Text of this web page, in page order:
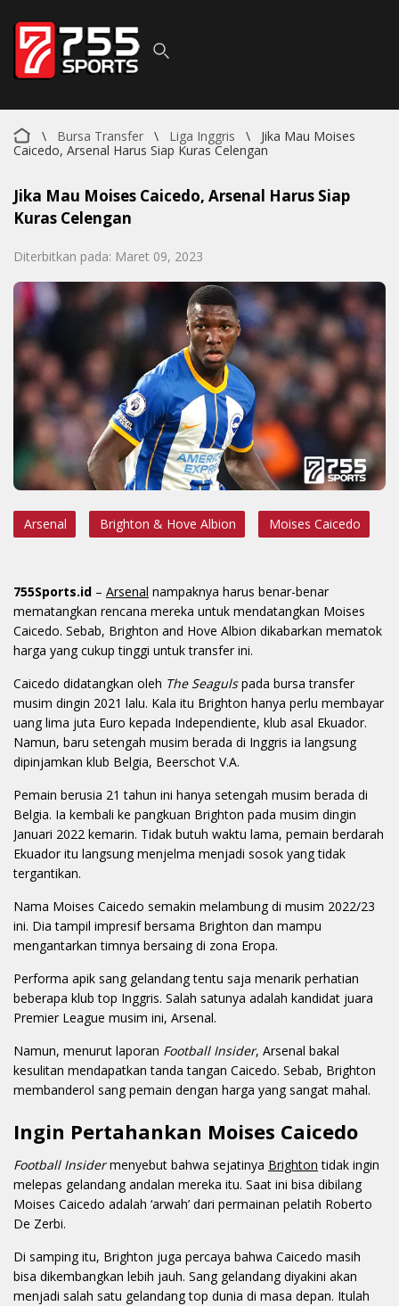
\ Bursa Transfer \ Liga Inggris \
Jika Mau Moises
Caicedo, Arsenal Harus Siap Kuras Celengan
Jika Mau Moises Caicedo, Arsenal Harus Siap
Kuras Celengan
Diterbitkan pada: Maret 09, 2023
Arsenal Brighton & Hove Albion Moises Caicedo
755Sports.id – Arsenal nampaknya harus benar-benar
mematangkan rencana mereka untuk mendatangkan Moises
Caicedo. Sebab, Brighton and Hove Albion dikabarkan mematok
harga yang cukup tinggi untuk transfer ini.
Caicedo didatangkan oleh The Seagulspada bursa transfer
musim dingin 2021 lalu. Kala itu Brighton hanya perlu membayar
uang lima juta Euro kepada Independiente, klub asal Ekuador.
Namun, baru setengah musim berada di Inggris ia langsung
dipinjamkan klub Belgia, Beerschot V.A.
Pemain berusia 21 tahun ini hanya setengah musim berada di
Belgia. Ia kembali ke pangkuan Brighton pada musim dingin
Januari 2022 kemarin. Tidak butuh waktu lama, pemain berdarah
Ekuador itu langsung menjelma menjadi sosok yang tidak
tergantikan.
Nama Moises Caicedo semakin melambung di musim 2022/23
ini. Dia tampil impresif bersama Brighton dan mampu
mengantarkan timnya bersaing di zona Eropa.
Performa apik sang gelandang tentu saja menarik perhatian
beberapa klub top Inggris. Salah satunya adalah kandidat juara
Premier League musim ini, Arsenal.
Namun, menurut laporan Football Insider, Arsenal bakal
kesulitan mendapatkan tanda tangan Caicedo. Sebab, Brighton
membanderol sang pemain dengan harga yang sangat mahal.
Ingin Pertahankan Moises Caicedo
Football Insidermenyebut bahwa sejatinya Brighton tidak ingin
melepas gelandang andalan mereka itu. Saat ini bisa dibilang
Moises Caicedo adalah ‘arwah’ dari permainan pelatih Roberto
De Zerbi.
Di samping itu, Brighton juga percaya bahwa Caicedo masih
bisa dikembangkan lebih jauh. Sang gelandang diyakini akan
menjadi salah satu gelandang top dunia di masa depan. Itulah